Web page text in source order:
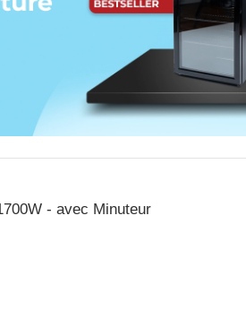
- avec Minuteur